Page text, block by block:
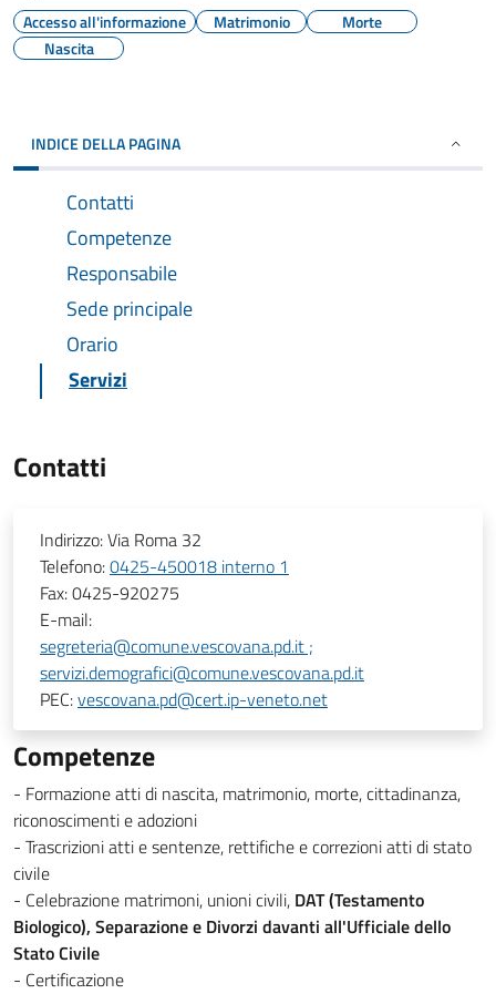
Accesso all'informazione Matrimonio
Morte
Nascita
INDICE DELLA PAGINA
Contatti
Competenze
Responsabile
Sede principale
Orario
Servizi
Contatti
Indirizzo:Via Roma 32
Telefono:0425-450018 interno 1
Fax:0425-920275
E-mail:
segreteria@comune.vescovana.pd.it ;
servizi.demografici@comune.vescovana.pd.it
PEC:vescovana.pd@cert.ip-veneto.net
Competenze
- Formazione atti di nascita, matrimonio, morte, cittadinanza,
riconoscimenti e adozioni
- Trascrizioni atti e sentenze, rettifiche e correzioni atti di stato
civile
- Celebrazione matrimoni, unioni civili, DAT (Testamento
Biologico), Separazione e Divorzi davanti all'Ufficiale dello
Stato Civile
- Certificazione